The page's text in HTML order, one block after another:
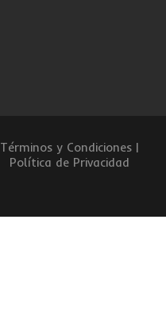
Términos y Condiciones |
Política de Privacidad